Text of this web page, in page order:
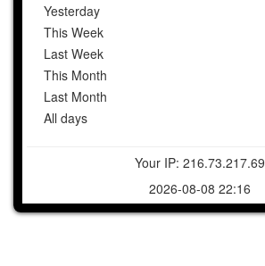
Yesterday
This Week
Last Week
This Month
Last Month
All days
Your IP: 216.73.217.69
2026-08-08 22:16